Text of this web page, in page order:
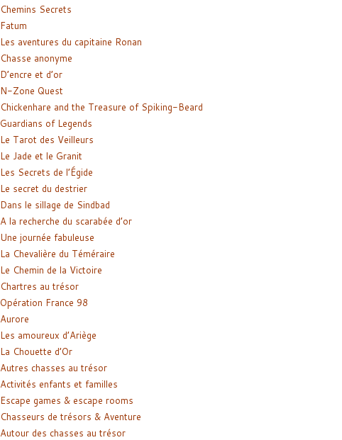
Chemins Secrets
Fatum
Les aventures du capitaine Ronan
Chasse anonyme
D’encre et d’or
N-Zone Quest
Chickenhare and the Treasure of Spiking-Beard
Guardians of Legends
Le Tarot des Veilleurs
Le Jade et le Granit
Les Secrets de l’Égide
Le secret du destrier
Dans le sillage de Sindbad
A la recherche du scarabée d’or
Une journée fabuleuse
La Chevalière du Téméraire
Le Chemin de la Victoire
Chartres au trésor
Opération France 98
Aurore
Les amoureux d’Ariège
La Chouette d’Or
Autres chasses au trésor
Activités enfants et familles
Escape games & escape rooms
Chasseurs de trésors & Aventure
Autour des chasses au trésor